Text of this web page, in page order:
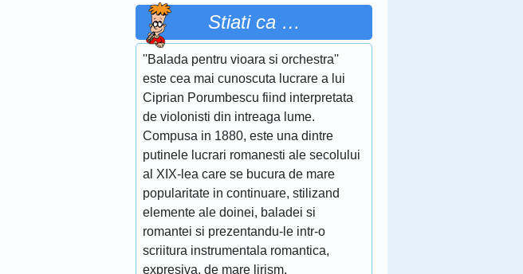
Stiati ca …
''Balada pentru vioara si orchestra''
este cea mai cunoscuta lucrare a lui
Ciprian Porumbescu fiind interpretata
de violonisti din intreaga lume.
Compusa in 1880, este una dintre
putinele lucrari romanesti ale secolului
al XIX-lea care se bucura de mare
popularitate in continuare, stilizand
elemente ale doinei, baladei si
romantei si prezentandu-le intr-o
scriitura instrumentala romantica,
expresiva, de mare lirism.